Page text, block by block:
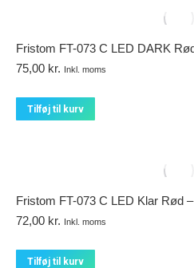
Fristom FT-073 C LED DARK
75,00 kr. Inkl. moms
Tilføj til kurv
Fristom FT-073 C LED Klar Rød
72,00 kr. Inkl. moms
Tilføj til kurv